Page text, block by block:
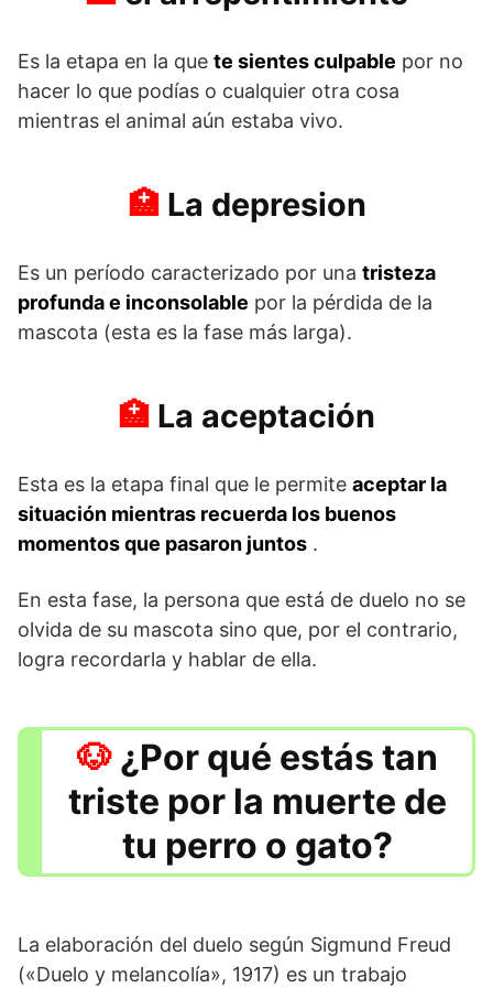
Es la etapa en la que te sientes culpable por no
hacer lo que podías o cualquier otra cosa
mientras el animal aún estaba vivo.
La depresion
Es un período caracterizado por una tristeza
profunda e inconsolable por la pérdida de la
mascota (esta es la fase más larga).
La aceptación
Esta es la etapa final que le permite aceptar la
situación mientras recuerda los buenos
momentos que pasaron juntos .
En esta fase, la persona que está de duelo no se
olvida de su mascota sino que, por el contrario,
logra recordarla y hablar de ella.
¿Por qué estás tan
triste por la muerte de
tu perro o gato?
La elaboración del duelo según Sigmund Freud
(«Duelo y melancolía», 1917) es un trabajo